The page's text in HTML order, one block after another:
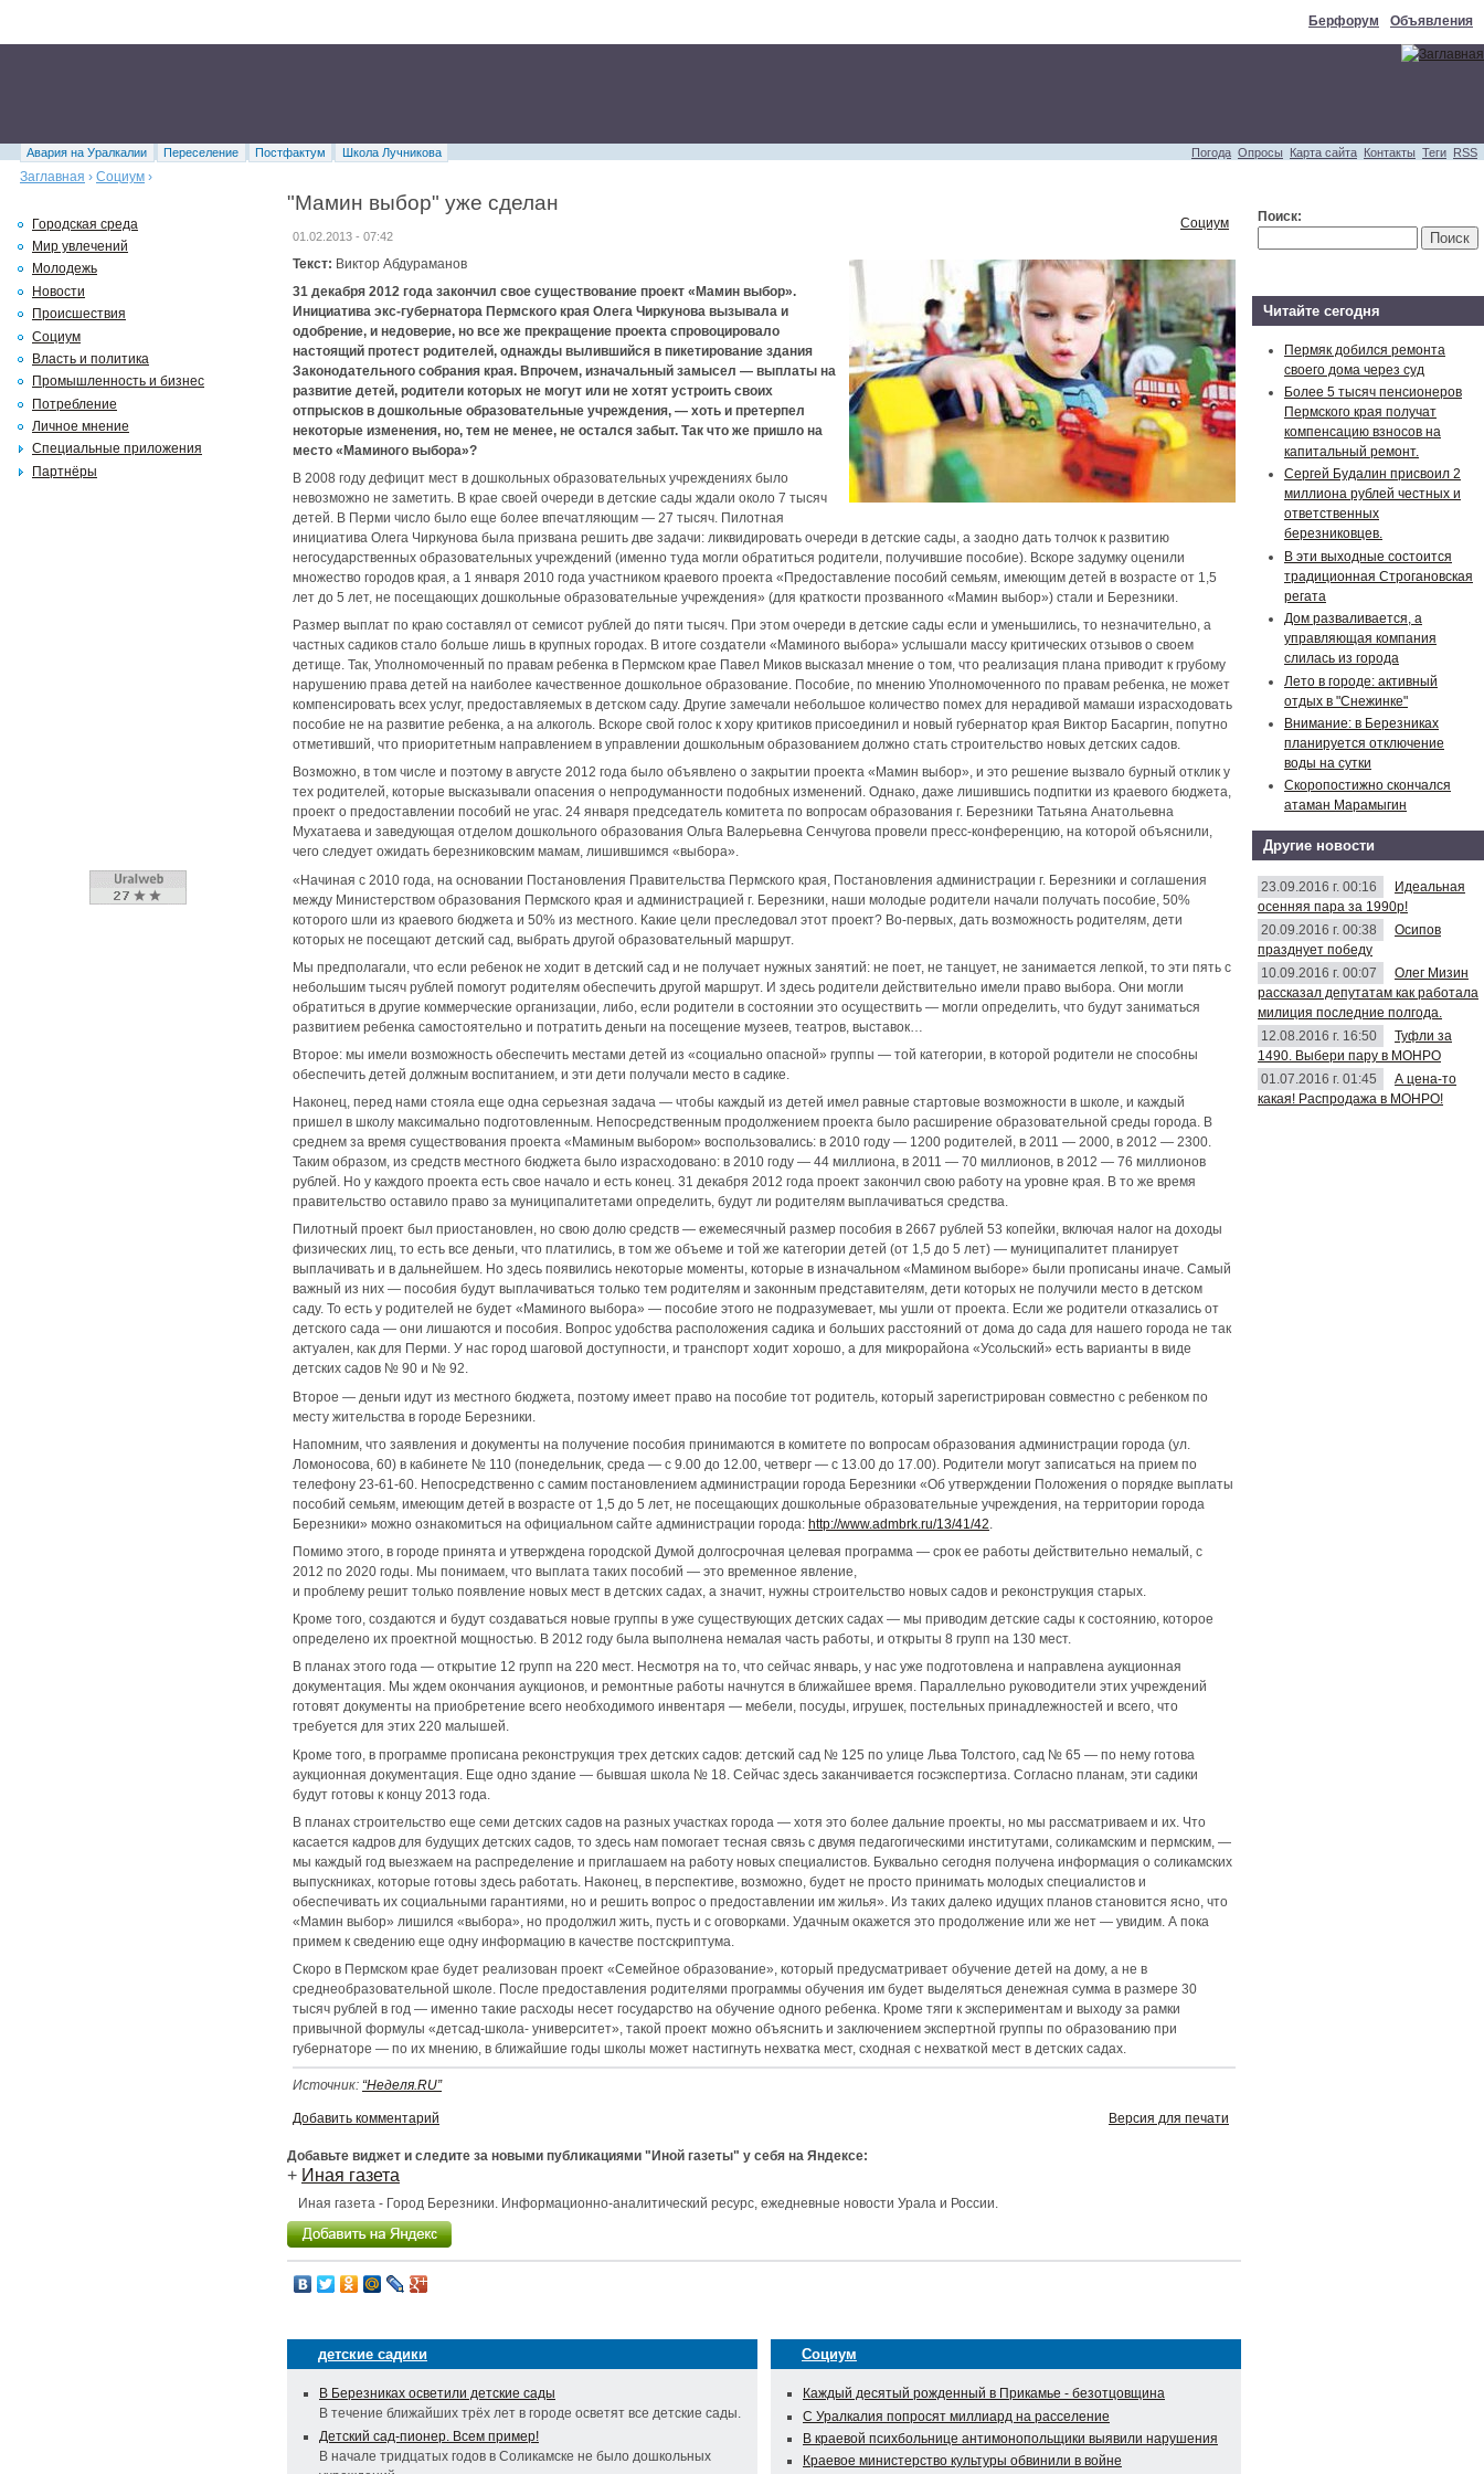
Берфорум Объявления
Погода Опросы Карта сайта Контакты Теги RSS
Авария на Уралкалии Переселение Постфактум
Школа Лучникова
Заглавная › Социум ›
"Мамин выбор" уже сделан
Социум
01.02.2013 - 07:42
Текст: Виктор Абдураманов
31 декабря 2012 года закончил свое существование проект «Мамин выбор».
Инициатива экс-губернатора Пермского края Олега Чиркунова вызывала и
одобрение, и недоверие, но все же прекращение проекта спровоцировало
настоящий протест родителей, однажды вылившийся в пикетирование здания
Законодательного собрания края. Впрочем, изначальный замысел — выплаты на
развитие детей, родители которых не могут или не хотят устроить своих
отпрысков в дошкольные образовательные учреждения, — хоть и претерпел
некоторые изменения, но, тем не менее, не остался забыт. Так что же пришло на
место «Маминого выбора»?
В 2008 году дефицит мест в дошкольных образовательных учреждениях было
невозможно не заметить. В крае своей очереди в детские сады ждали около 7 тысяч
детей. В Перми число было еще более впечатляющим — 27 тысяч. Пилотная
инициатива Олега Чиркунова была призвана решить две задачи: ликвидировать очереди в детские сады, а заодно дать толчок к развитию
негосударственных образовательных учреждений (именно туда могли обратиться родители, получившие пособие). Вскоре задумку оценили
множество городов края, а 1 января 2010 года участником краевого проекта «Предоставление пособий семьям, имеющим детей в возрасте от 1,5
лет до 5 лет, не посещающих дошкольные образовательные учреждения» (для краткости прозванного «Мамин выбор») стали и Березники.
Размер выплат по краю составлял от семисот рублей до пяти тысяч. При этом очереди в детские сады если и уменьшились, то незначительно, а
частных садиков стало больше лишь в крупных городах. В итоге создатели «Маминого выбора» услышали массу критических отзывов о своем
детище. Так, Уполномоченный по правам ребенка в Пермском крае Павел Миков высказал мнение о том, что реализация плана приводит к грубому
нарушению права детей на наиболее качественное дошкольное образование. Пособие, по мнению Уполномоченного по правам ребенка, не может
компенсировать всех услуг, предоставляемых в детском саду. Другие замечали небольшое количество помех для нерадивой мамаши израсходовать
пособие не на развитие ребенка, а на алкоголь. Вскоре свой голос к хору критиков присоединил и новый губернатор края Виктор Басаргин, попутно
отметивший, что приоритетным направлением в управлении дошкольным образованием должно стать строительство новых детских садов.
Возможно, в том числе и поэтому в августе 2012 года было объявлено о закрытии проекта «Мамин выбор», и это решение вызвало бурный отклик у
тех родителей, которые высказывали опасения о непродуманности подобных изменений. Однако, даже лишившись подпитки из краевого бюджета,
проект о предоставлении пособий не угас. 24 января председатель комитета по вопросам образования г. Березники Татьяна Анатольевна
Мухатаева и заведующая отделом дошкольного образования Ольга Валерьевна Сенчугова провели пресс-конференцию, на которой объяснили,
чего следует ожидать березниковским мамам, лишившимся «выбора».
«Начиная с 2010 года, на основании Постановления Правительства Пермского края, Постановления администрации г. Березники и соглашения
между Министерством образования Пермского края и администрацией г. Березники, наши молодые родители начали получать пособие, 50%
которого шли из краевого бюджета и 50% из местного. Какие цели преследовал этот проект? Во-первых, дать возможность родителям, дети
которых не посещают детский сад, выбрать другой образовательный маршрут.
Мы предполагали, что если ребенок не ходит в детский сад и не получает нужных занятий: не поет, не танцует, не занимается лепкой, то эти пять с
небольшим тысяч рублей помогут родителям обеспечить другой маршрут. И здесь родители действительно имели право выбора. Они могли
обратиться в другие коммерческие организации, либо, если родители в состоянии это осуществить — могли определить, что будут заниматься
развитием ребенка самостоятельно и потратить деньги на посещение музеев, театров, выставок…
Второе: мы имели возможность обеспечить местами детей из «социально опасной» группы — той категории, в которой родители не способны
обеспечить детей должным воспитанием, и эти дети получали место в садике.
Наконец, перед нами стояла еще одна серьезная задача — чтобы каждый из детей имел равные стартовые возможности в школе, и каждый
пришел в школу максимально подготовленным. Непосредственным продолжением проекта было расширение образовательной среды города. В
среднем за время существования проекта «Маминым выбором» воспользовались: в 2010 году — 1200 родителей, в 2011 — 2000, в 2012 — 2300.
Таким образом, из средств местного бюджета было израсходовано: в 2010 году — 44 миллиона, в 2011 — 70 миллионов, в 2012 — 76 миллионов
рублей. Но у каждого проекта есть свое начало и есть конец. 31 декабря 2012 года проект закончил свою работу на уровне края. В то же время
правительство оставило право за муниципалитетами определить, будут ли родителям выплачиваться средства.
Пилотный проект был приостановлен, но свою долю средств — ежемесячный размер пособия в 2667 рублей 53 копейки, включая налог на доходы
физических лиц, то есть все деньги, что платились, в том же объеме и той же категории детей (от 1,5 до 5 лет) — муниципалитет планирует
выплачивать и в дальнейшем. Но здесь появились некоторые моменты, которые в изначальном «Мамином выборе» были прописаны иначе. Самый
важный из них — пособия будут выплачиваться только тем родителям и законным представителям, дети которых не получили место в детском
саду. То есть у родителей не будет «Маминого выбора» — пособие этого не подразумевает, мы ушли от проекта. Если же родители отказались от
детского сада — они лишаются и пособия. Вопрос удобства расположения садика и больших расстояний от дома до сада для нашего города не так
актуален, как для Перми. У нас город шаговой доступности, и транспорт ходит хорошо, а для микрорайона «Усольский» есть варианты в виде
детских садов № 90 и № 92.
Второе — деньги идут из местного бюджета, поэтому имеет право на пособие тот родитель, который зарегистрирован совместно с ребенком по
месту жительства в городе Березники.
Напомним, что заявления и документы на получение пособия принимаются в комитете по вопросам образования администрации города (ул.
Ломоносова, 60) в кабинете № 110 (понедельник, среда — с 9.00 до 12.00, четверг — с 13.00 до 17.00). Родители могут записаться на прием по
телефону 23-61-60. Непосредственно с самим постановлением администрации города Березники «Об утверждении Положения о порядке выплаты
пособий семьям, имеющим детей в возрасте от 1,5 до 5 лет, не посещающих дошкольные образовательные учреждения, на территории города
Березники» можно ознакомиться на официальном сайте администрации города: http://www.admbrk.ru/13/41/42
Помимо этого, в городе принята и утверждена городской Думой долгосрочная целевая программа — срок ее работы действительно немалый, с
2012 по 2020 годы. Мы понимаем, что выплата таких пособий — это временное явление,
и проблему решит только появление новых мест в детских садах, а значит, нужны строительство новых садов и реконструкция старых.
Кроме того, создаются и будут создаваться новые группы в уже существующих детских садах — мы приводим детские сады к состоянию, которое
определено их проектной мощностью. В 2012 году была выполнена немалая часть работы, и открыты 8 групп на 130 мест.
В планах этого года — открытие 12 групп на 220 мест. Несмотря на то, что сейчас январь, у нас уже подготовлена и направлена аукционная
документация. Мы ждем окончания аукционов, и ремонтные работы начнутся в ближайшее время. Параллельно руководители этих учреждений
готовят документы на приобретение всего необходимого инвентаря — мебели, посуды, игрушек, постельных принадлежностей и всего, что
требуется для этих 220 малышей.
Кроме того, в программе прописана реконструкция трех детских садов: детский сад № 125 по улице Льва Толстого, сад № 65 — по нему готова
аукционная документация. Еще одно здание — бывшая школа № 18. Сейчас здесь заканчивается госэкспертиза. Согласно планам, эти садики
будут готовы к концу 2013 года.
В планах строительство еще семи детских садов на разных участках города — хотя это более дальние проекты, но мы рассматриваем и их. Что
касается кадров для будущих детских садов, то здесь нам помогает тесная связь с двумя педагогическими институтами, соликамским и пермским, —
мы каждый год выезжаем на распределение и приглашаем на работу новых специалистов. Буквально сегодня получена информация о соликамских
выпускниках, которые готовы здесь работать. Наконец, в перспективе, возможно, будет не просто принимать молодых специалистов и
обеспечивать их социальными гарантиями, но и решить вопрос о предоставлении им жилья». Из таких далеко идущих планов становится ясно, что
«Мамин выбор» лишился «выбора», но продолжил жить, пусть и с оговорками. Удачным окажется это продолжение или же нет — увидим. А пока
примем к сведению еще одну информацию в качестве постскриптума.
Скоро в Пермском крае будет реализован проект «Семейное образование», который предусматривает обучение детей на дому, а не в
среднеобразовательной школе. После предоставления родителями программы обучения им будет выделяться денежная сумма в размере 30
тысяч рублей в год — именно такие расходы несет государство на обучение одного ребенка. Кроме тяги к экспериментам и выходу за рамки
привычной формулы «детсад-школа- университет», такой проект можно объяснить и заключением экспертной группы по образованию при
губернаторе — по их мнению, в ближайшие годы школы может настигнуть нехватка мест, сходная с нехваткой мест в детских садах.
Источник: “Неделя.RU”
Добавить комментарий Версия для печати
Добавьте виджет и следите за новыми публикациями "Иной газеты" у себя на Яндексе:
+ Иная газета
Иная газета - Город Березники. Информационно-аналитический ресурс, ежедневные новости Урала и России.
детские садики
В Березниках осветили детские сады
В течение ближайших трёх лет в городе осветят все детские сады.
Детский сад-пионер. Всем пример!
В начале тридцатых годов в Соликамске не было дошкольных
Социум
Каждый десятый рожденный в Прикамье - безотцовщина
С Уралкалия попросят миллиард на расселение
В краевой психбольнице антимонопольщики выявили нарушения
Краевое министерство культуры обвинили в войне
Городская среда
Мир увлечений
Молодежь
Новости
Происшествия
Социум
Власть и политика
Промышленность и бизнес
Потребление
Личное мнение
Специальные приложения
Партнёры
Поиск:
Читайте сегодня
Пермяк добился ремонта
своего дома через суд
Более 5 тысяч пенсионеров
Пермского края получат
компенсацию взносов на
капитальный ремонт.
Сергей Будалин присвоил 2
миллиона рублей честных и
ответственных
березниковцев.
В эти выходные состоится
традиционная Строгановская
регата
Дом разваливается, а
управляющая компания
слилась из города
Лето в городе: активный
отдых в "Снежинке"
Внимание: в Березниках
планируется отключение
воды на сутки
Скоропостижно скончался
атаман Марамыгин
Другие новости
23.09.2016 г. 00:16
Идеальная
осенняя пара за 1990р!
20.09.2016 г. 00:38
Осипов
празднует победу
10.09.2016 г. 00:07
Олег Мизин
рассказал депутатам как работала
милиция последние полгода.
12.08.2016 г. 16:50
Туфли за
1490. Выбери пару в МОНРО
01.07.2016 г. 01:45
А цена-то
какая! Распродажа в МОНРО!